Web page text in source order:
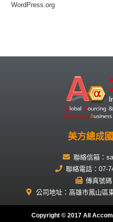
WordPress.org
美方總成
聯絡信箱：
聯絡電話：07-
傳真號碼
公司地址：高雄市鳳山區
Copyright © 2017 All